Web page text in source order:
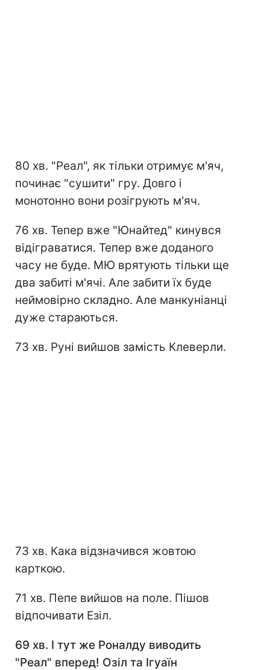
80 хв. "Реал", як тільки отримує м'яч,
починає "сушити" гру. Довго і
монотонно вони розігрують м'яч.
76 хв. Тепер вже "Юнайтед" кинувся
відіграватися. Тепер вже доданого
часу не буде. МЮ врятують тільки ще
два забиті м'ячі. Але забити їх буде
неймовірно складно. Але манкуніанці
дуже стараються.
73 хв. Руні вийшов замість Клеверли.
73 хв. Кака відзначився жовтою
карткою.
71 хв. Пепе вийшов на поле. Пішов
відпочивати Езіл.
69 хв. І тут же Роналду виводить
"Реал" вперед! Озіл та Ігуаїн